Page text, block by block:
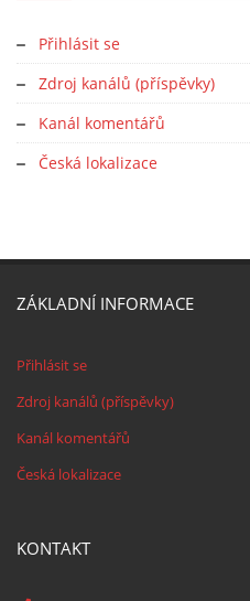
Přihlásit se
Zdroj kanálů (příspěvky)
Kanál komentářů
Česká lokalizace
ZÁKLADNÍ INFORMACE
Přihlásit se
Zdroj kanálů (příspěvky)
Kanál komentářů
Česká lokalizace
KONTAKT